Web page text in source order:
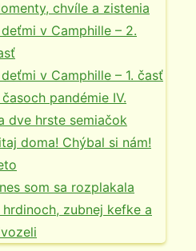
chvíle a zistenia
deťmi v Camphille – 2.
deťmi v Camphille – 1. časť
pandémie IV.
dve hrste semiačok
doma! Chýbal si nám!
som sa rozplakala
hrdinoch, zubnej kefke a